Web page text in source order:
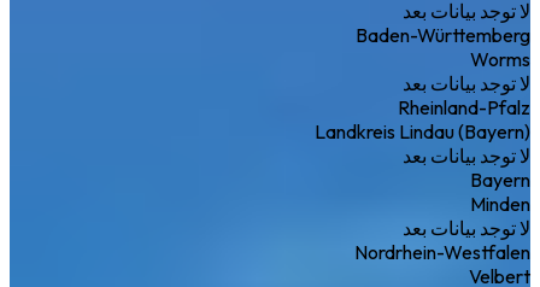
لا توجد بيانات بعد
Baden-Württemberg
Worms
لا توجد بيانات بعد
Rheinland-Pfalz
Landkreis Lindau (Bayern)
لا توجد بيانات بعد
Bayern
Minden
لا توجد بيانات بعد
Nordrhein-Westfalen
Velbert